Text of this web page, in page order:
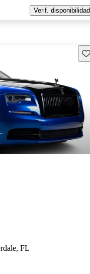
Verif. disponibilidad
FL